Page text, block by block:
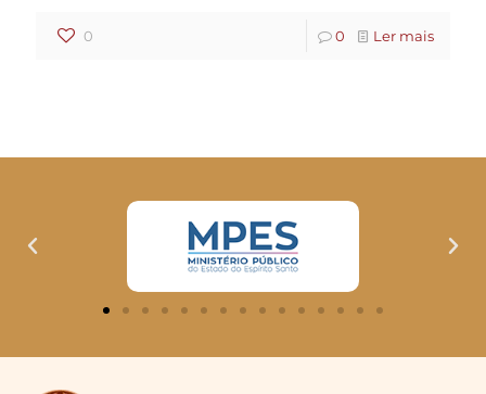
0 0 Ler mais